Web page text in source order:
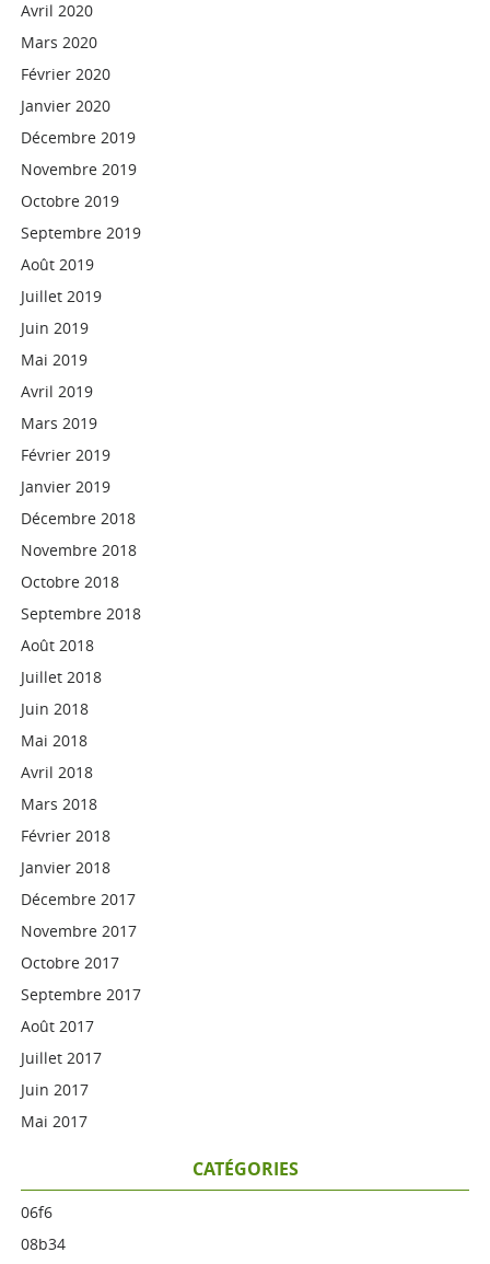
Avril 2020
Mars 2020
Février 2020
Janvier 2020
Décembre 2019
Novembre 2019
Octobre 2019
Septembre 2019
Août 2019
Juillet 2019
Juin 2019
Mai 2019
Avril 2019
Mars 2019
Février 2019
Janvier 2019
Décembre 2018
Novembre 2018
Octobre 2018
Septembre 2018
Août 2018
Juillet 2018
Juin 2018
Mai 2018
Avril 2018
Mars 2018
Février 2018
Janvier 2018
Décembre 2017
Novembre 2017
Octobre 2017
Septembre 2017
Août 2017
Juillet 2017
Juin 2017
Mai 2017
CATÉGORIES
06f6
08b34